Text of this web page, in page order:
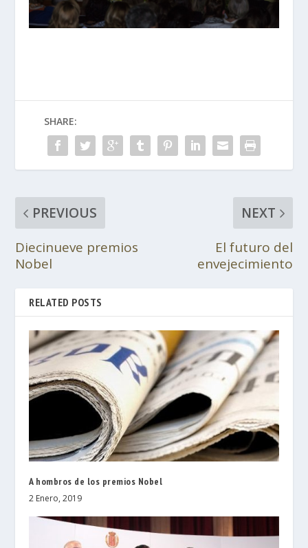
SHARE:
PREVIOUS
Diecinueve premios
Nobel
NEXT
El futuro del
envejecimiento
RELATED POSTS
A hombros de los premios Nobel
2 Enero, 2019